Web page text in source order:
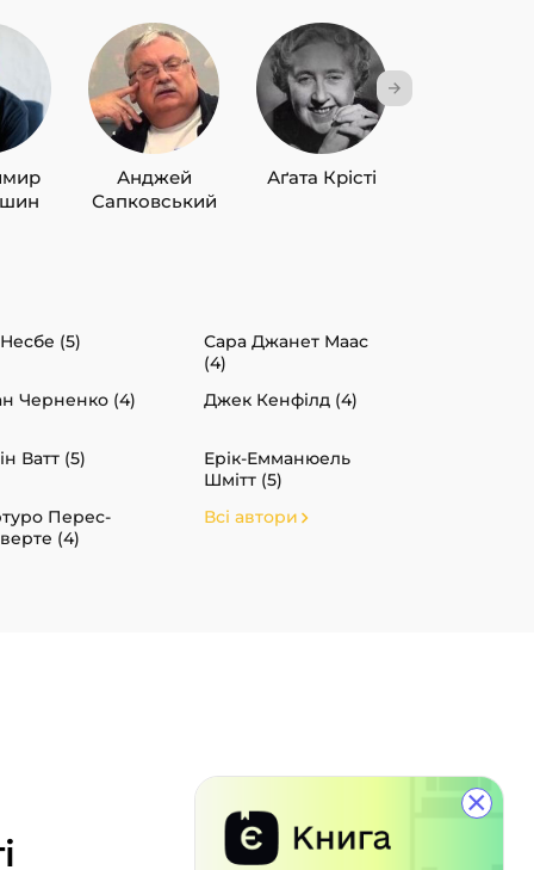
×
Анджей
Сапковський
Аґата Крісті
(5)
Сара Джанет Маас
(4)
Черненко (4)
Джек Кенфілд (4)
Ватт (5)
Ерік-Емманюель
Шмітт (5)
Перес-
(4)
Всі автори